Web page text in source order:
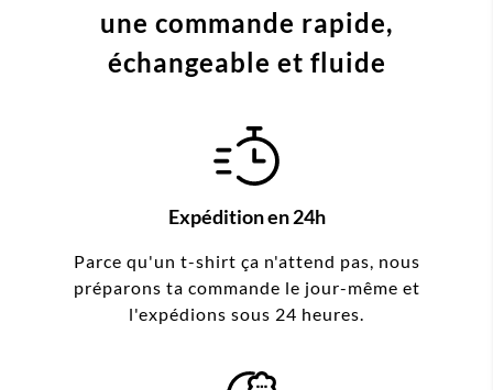
une commande rapide,
échangeable et fluide
Expédition en 24h
Parce qu'un t-shirt ça n'attend pas, nous
préparons ta commande le jour-même et
l'expédions sous 24 heures.